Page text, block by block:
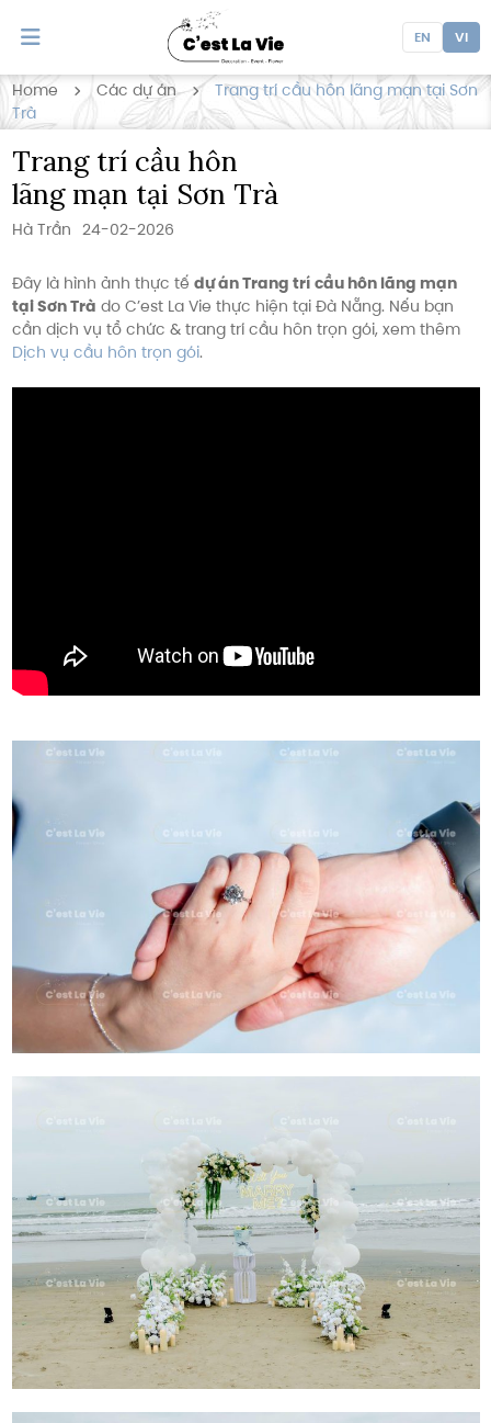
EN VI
Home Các dự án
Trang trí cầu hôn lãng mạn tại Sơn
Trà
Trang trí cầu hôn
lãng mạn tại Sơn Trà
Hà Trần 24-02-2026
Đây là hình ảnh thực tế dự án Trang trí cầu hôn lãng mạn
tại Sơn Trà do C’est La Vie thực hiện tại Đà Nẵng. Nếu bạn
cần dịch vụ tổ chức & trang trí cầu hôn trọn gói, xem thêm
Dịch vụ cầu hôn trọn gói.